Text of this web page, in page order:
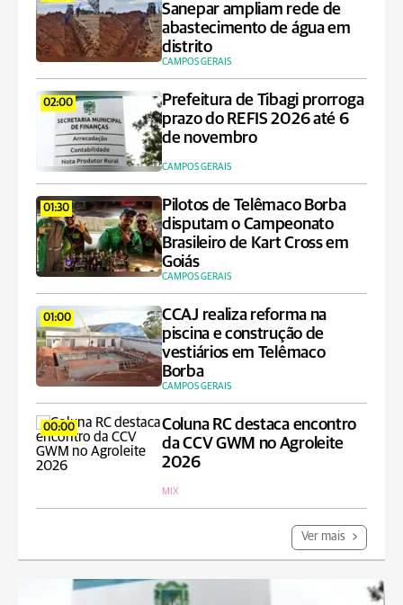
Sanepar ampliam rede de
abastecimento de água em
distrito
CAMPOS GERAIS
02:00
Prefeitura de Tibagi prorroga
prazo do REFIS 2026 até 6
de novembro
CAMPOS GERAIS
01:30
Pilotos de Telêmaco Borba
disputam o Campeonato
Brasileiro de Kart Cross em
Goiás
CAMPOS GERAIS
01:00
CCAJ realiza reforma na
piscina e construção de
vestiários em Telêmaco
Borba
CAMPOS GERAIS
00:00
Coluna RC destaca encontro
da CCV GWM no Agroleite
2026
MIX
Ver mais